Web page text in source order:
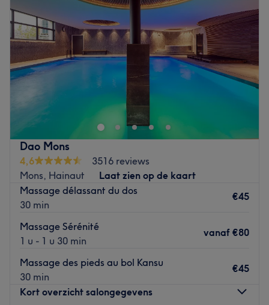
Dao Mons
4,6
3516 reviews
Mons, Hainaut
Laat zien op de kaart
Massage délassant du dos
30 min
€45
Massage Sérénité
1 u - 1 u 30 min
vanaf €80
Massage des pieds au bol Kansu
30 min
€45
Kort overzicht salongegevens